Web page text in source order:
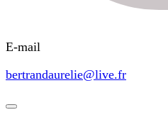
E-mail
bertrandaurelie@live.fr